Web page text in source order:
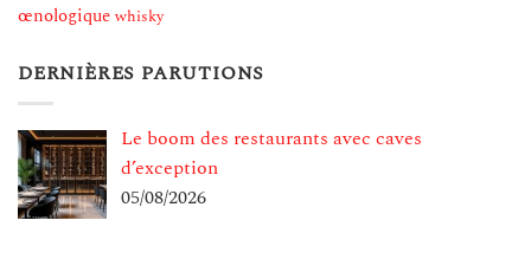
œnologique whisky
DERNIÈRES PARUTIONS
Le boom des restaurants avec caves
d’exception
05/08/2026